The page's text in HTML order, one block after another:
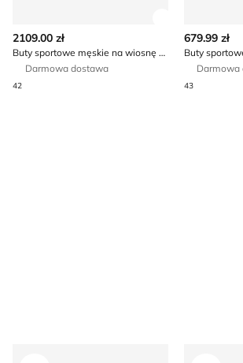
2109.00 zł
Buty sportowe męskie na wiosnę Golden Goose
Darmowa dostawa
42
679.99 zł
Buty
Darmowa
43